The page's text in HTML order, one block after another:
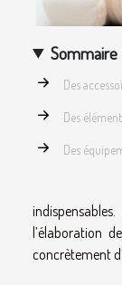
Sommaire
Des
Des
Des
l’élaboration
concrètement